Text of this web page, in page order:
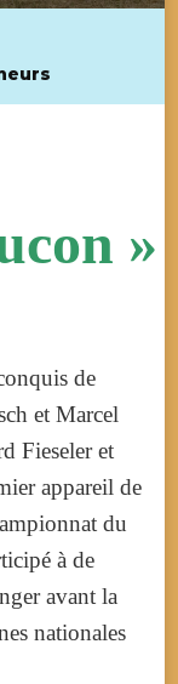
»
de
et Marcel
Fieseler et
appareil de
du
à de
avant la
nationales